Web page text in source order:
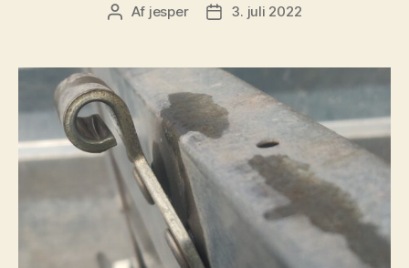
Indlægsforfatter
Af jesper Indlægsdato
3. juli 2022